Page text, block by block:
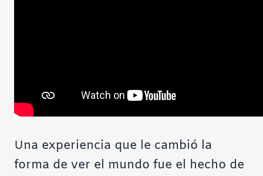
Una experiencia que le cambió la
forma de ver el mundo fue el hecho de